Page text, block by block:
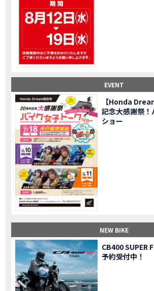
MOVIE 【Monkey125】初めてモンキー！意外な◯◯へ行って
NEW BIKE 大型ツアラー「Gold Wing Tour」と特別仕様の 「Gold Wing Tour 50th
【三重県】女性ライダーツーリングを満喫しました｜
MOVIE 【女子ツーの実態】恥ずかしいけど
MOVIE オイル交換に行ったつもりが…まさ
「CRF250L」「CRF250L＜s＞」のカラーリング
NEW BIKE 軽二輪スーパースポーツモデル「CBR250RR」の カラ
MOVIE 【Honda Dream鈴鹿】20周年記念・大感謝祭イベント 大人気バイク女子が大集合・・Honda Dreamさんの人気
NEW BIKE PROJECT BIG1 Final Edition CB
MOVIE 【バイク女子】急遽、愛車とお別れ…つい
MOVIE 【バイク女子】オイル交換だけのつもりが、まさかの
EVENT 【Honda Dream 鈴鹿２０周年記念大感謝祭】 多くの方のご
MOVIE 【CB650R E-Clutch】X-ADVでDCTに5年乗った私が素
MOVIE 【カブでアクセル全開】女性ライダーで耐久レース参戦！レースだけじゃな
MOVIE 【新型X-ADV】最初のカスタムはこれ！ガラスコーティング
三重県下 Honda Dream4店舗にて新春
MOVIE 【速報】2025年モデルHonda X-ADV契約しました！新型の
MOVIE 【女子ツーリング】秋の女子ツーリングin鳥羽・伊
NEW BIKE スーパーカブFinal Edition/HELLP
MOVIE 【CBR1000RR-R】スーパースポーツバイクで三重県の新スポットを巡る女子ツーリン
EVENT
【Honda
記念大感謝祭！
ショー
NEW BIKE
CB400 SUPER
予約受付中！